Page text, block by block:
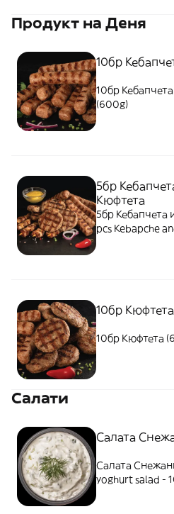
оцветители и
Продукт на Деня
10бр
10бр
(600g)
5бр
Кюфтета
5бр Кебапчета
pcs Kebapche
10бр Кюфтета
10бр Кюфтета
Салати
Салата
Салата